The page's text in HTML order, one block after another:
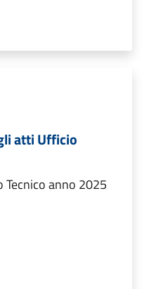
atti Ufficio
anno 2025